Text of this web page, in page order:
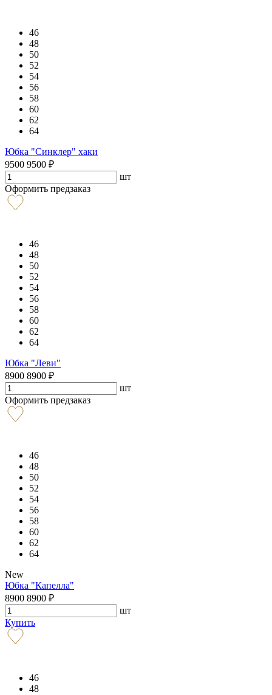
46
48
50
52
54
56
58
60
62
64
Юбка "Синклер" хаки
9500 9500 ₽
шт
Оформить предзаказ
46
48
50
52
54
56
58
60
62
64
Юбка "Леви"
8900 8900 ₽
шт
Оформить предзаказ
46
48
50
52
54
56
58
60
62
64
New
Юбка "Капелла"
8900 8900 ₽
шт
Купить
46
48